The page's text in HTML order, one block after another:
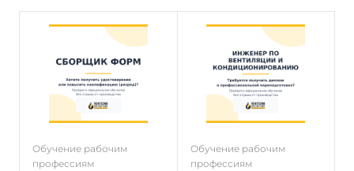
Обучение рабочим
профессиям
Обучение рабочим
профессиям